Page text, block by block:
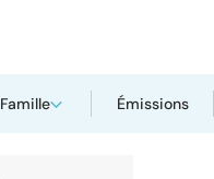
Famille Émissions